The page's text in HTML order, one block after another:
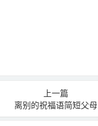
上一篇
离别的祝福语简短父母